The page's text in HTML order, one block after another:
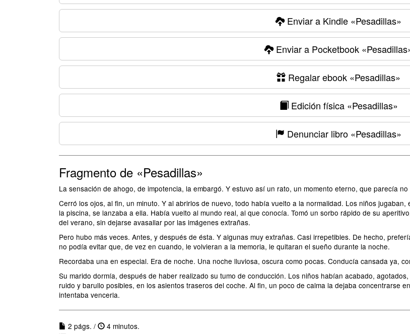
Enviar a Kindle «Pesadillas»
Enviar a Pocketbook
Regalar ebook «Pesadillas»
Edición física«Pesadillas»
Denunciar libro «Pesadillas»
Fragmento de «Pesadillas»
La sensación de ahogo, de impotencia, la embargó. Y estuvo así un rato, un momento eterno, que parecía
Cerró los ojos, al fin, un minuto. Y al abrirlos de nuevo, todo había vuelto a la normalidad. Los niños
la piscina, se lanzaba a ella. Había vuelto al mundo real, al que conocía. Tomó un sorbo rápido de su
del verano, sin dejarse avasallar por las imágenes extrañas.
Pero hubo más veces. Antes, y después de ésta. Y algunas muy extrañas. Casi irrepetibles. De hecho,
no podía evitar que, de vez en cuando, le volvieran a la memoria, le quitaran el sueño durante la noche.
Recordaba una en especial. Era de noche. Una noche lluviosa, oscura como pocas. Conducía cansada ya,
Su marido dormía, después de haber realizado su tumo de conducción. Los niños habían acabado,
ruido y barullo posibles, en los asientos traseros del coche. Al fin, un poco de calma la dejaba concentrarse
intentaba vencerla.
2 págs. /
4 minutos.